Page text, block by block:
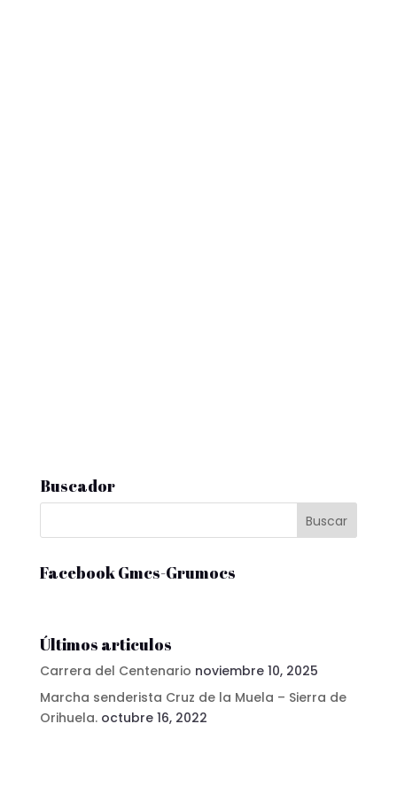
Buscador
Facebook Gmcs-Grumocs
Últimos articulos
Carrera del Centenario noviembre 10, 2025
Marcha senderista Cruz de la Muela – Sierra de
Orihuela. octubre 16, 2022